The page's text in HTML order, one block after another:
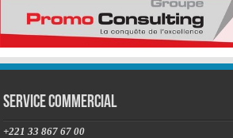
Service commercial
+221 33 867 67 00